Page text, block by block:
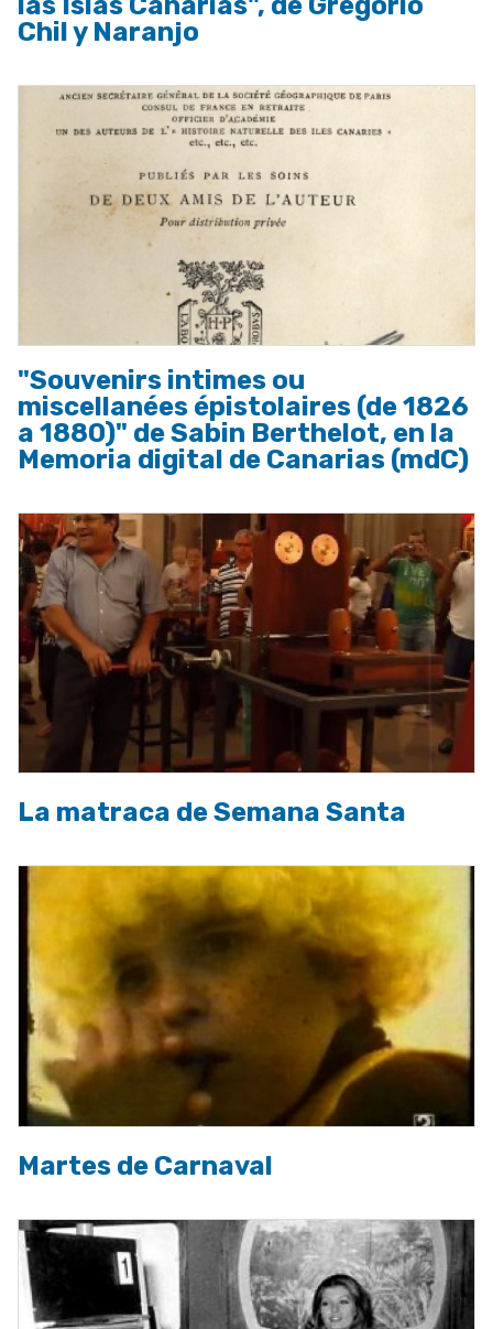
Chil y Naranjo
"Souvenirs intimes ou
miscellanées épistolaires (de 1826
a 1880)" de Sabin Berthelot, en la
Memoria digital de Canarias (mdC)
La matraca de Semana Santa
Martes de Carnaval